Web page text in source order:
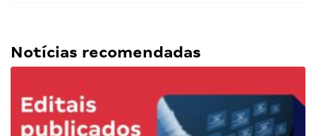
Notícias recomendadas